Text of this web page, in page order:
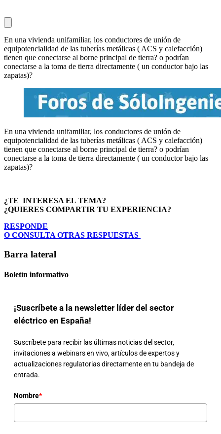
En una vivienda unifamiliar, los conductores de unión de
equipotencialidad de las tuberías metálicas ( ACS y calefacción)
tienen que conectarse al borne principal de tierra? o podrían
conectarse a la toma de tierra directamente ( un conductor bajo las
zapatas)?
En una vivienda unifamiliar, los conductores de unión de
equipotencialidad de las tuberías metálicas ( ACS y calefacción)
tienen que conectarse al borne principal de tierra? o podrían
conectarse a la toma de tierra directamente ( un conductor bajo las
zapatas)?
¿TE INTERESA EL TEMA?
¿QUIERES COMPARTIR TU EXPERIENCIA?
RESPONDE
O CONSULTA OTRAS RESPUESTAS
Barra lateral
Boletín informativo
¡Suscríbete a la newsletter líder del sector
eléctrico en España!
Suscríbete para recibir las últimas noticias del sector,
invitaciones a webinars en vivo, artículos de expertos y
actualizaciones regulatorias directamente en tu bandeja de
entrada.
Nombre*